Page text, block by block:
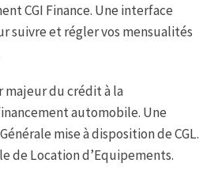
CGI Finance. Une interface
suivre et régler vos mensualités
majeur du crédit à la
automobile. Une
mise à disposition de CGL.
de Location d’Equipements.